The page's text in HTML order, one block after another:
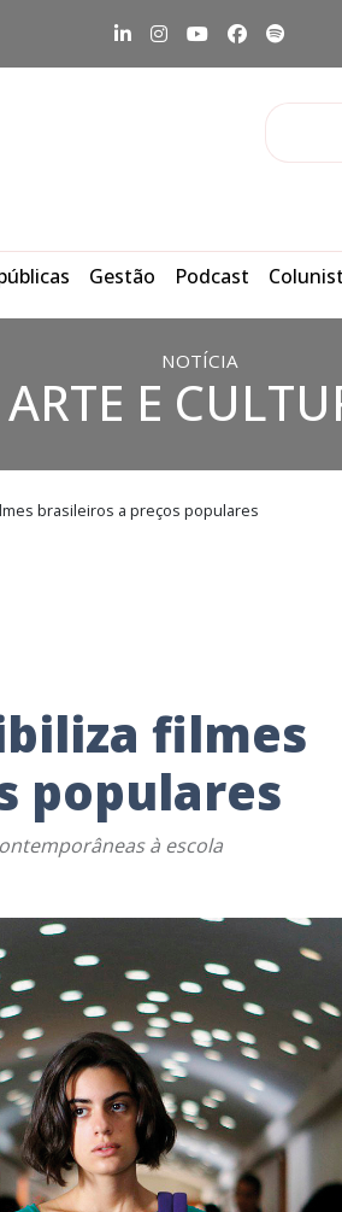
Gestão Podcast
NOTÍCIA
ARTE E
brasileiros a preços populares
filmes
populares
à escola